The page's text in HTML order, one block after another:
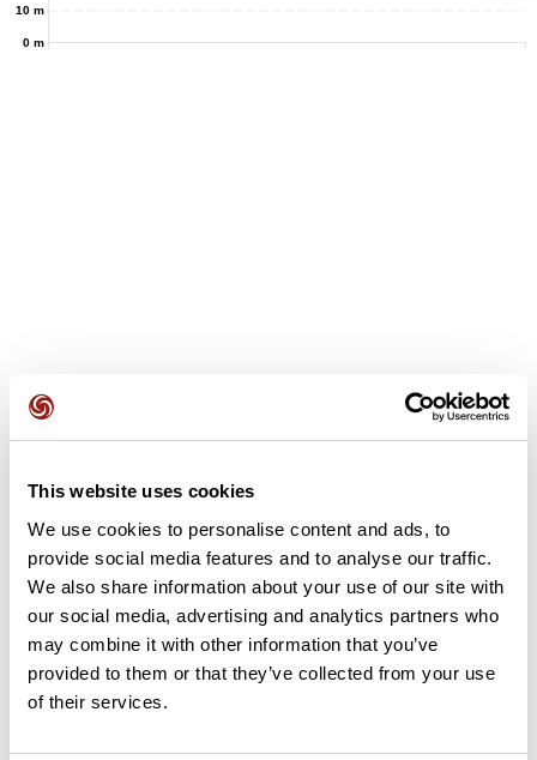
This website uses cookies
We use cookies to personalise content and ads, to
provide social media features and to analyse our traffic.
We also share information about your use of our site with
our social media, advertising and analytics partners who
may combine it with other information that you’ve
provided to them or that they’ve collected from your use
of their services.
0 m
10 m
Ajouter un avis
Découvrez ce parcours de vélo de 101,2 km à proximité de